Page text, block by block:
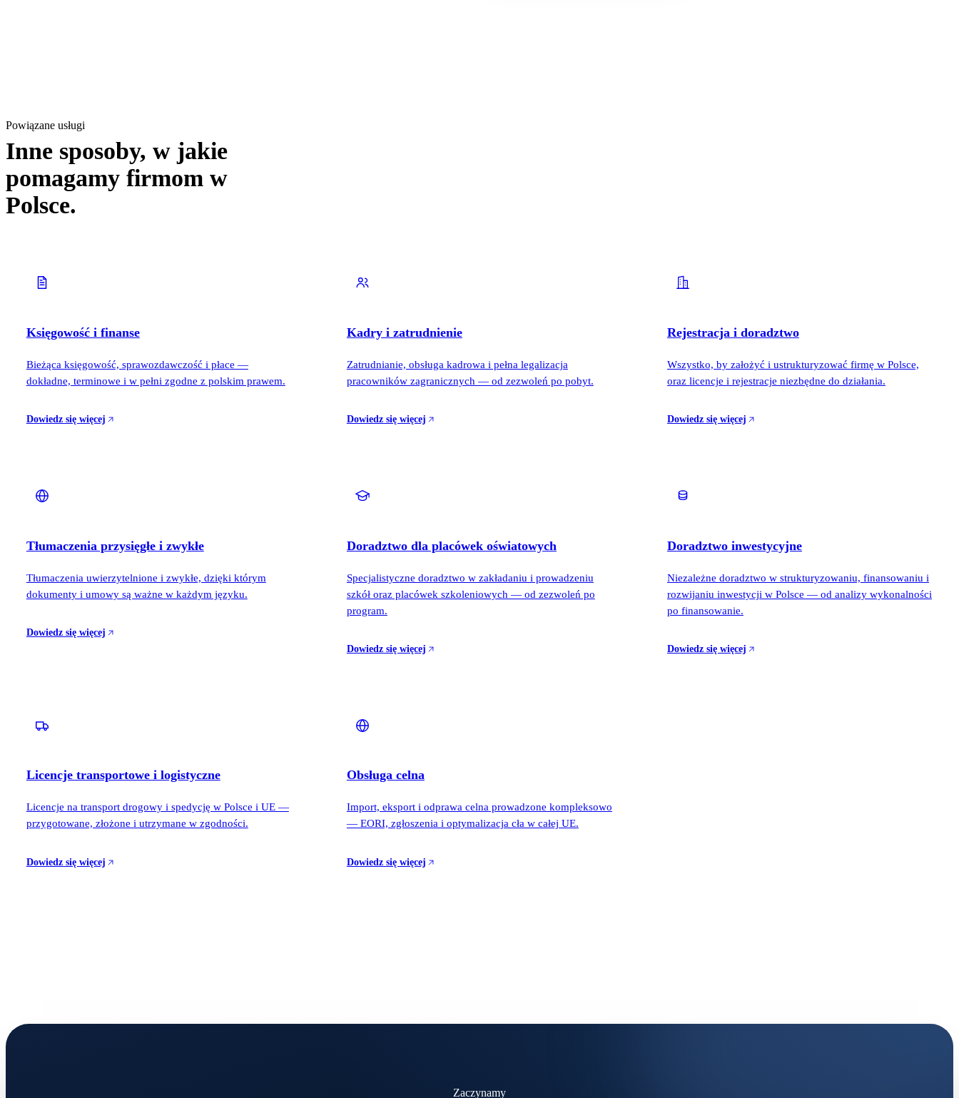
Powiązane usługi
Inne sposoby, w jakie
pomagamy firmom w
Polsce.
Księgowość i finanse
Bieżąca księgowość, sprawozdawczość i płace —
dokładne, terminowe i w pełni zgodne z polskim prawem.
Dowiedz się więcej
Kadry i zatrudnienie
Zatrudnianie, obsługa kadrowa i pełna legalizacja
pracowników zagranicznych — od zezwoleń po pobyt.
Dowiedz się więcej
Rejestracja i doradztwo
Wszystko, by założyć i ustrukturyzować firmę w Polsce,
oraz licencje i rejestracje niezbędne do działania.
Dowiedz się więcej
Tłumaczenia przysięgłe i zwykłe
Tłumaczenia uwierzytelnione i zwykłe, dzięki którym
dokumenty i umowy są ważne w każdym języku.
Dowiedz się więcej
Doradztwo dla placówek oświatowych
Specjalistyczne doradztwo w zakładaniu i prowadzeniu
szkół oraz placówek szkoleniowych — od zezwoleń po
program.
Dowiedz się więcej
Doradztwo inwestycyjne
Niezależne doradztwo w strukturyzowaniu, finansowaniu i
rozwijaniu inwestycji w Polsce — od analizy wykonalności
po finansowanie.
Dowiedz się więcej
Licencje transportowe i logistyczne
Licencje na transport drogowy i spedycję w Polsce i UE —
przygotowane, złożone i utrzymane w zgodności.
Dowiedz się więcej
Obsługa celna
Import, eksport i odprawa celna prowadzone kompleksowo
— EORI, zgłoszenia i optymalizacja cła w całej UE.
Dowiedz się więcej
Zaczynamy